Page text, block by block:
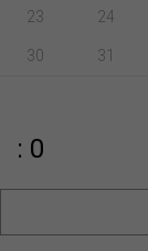
23 24
30 31
: 0